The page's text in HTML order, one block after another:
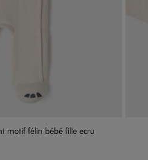
motif félin bébé fille ecru